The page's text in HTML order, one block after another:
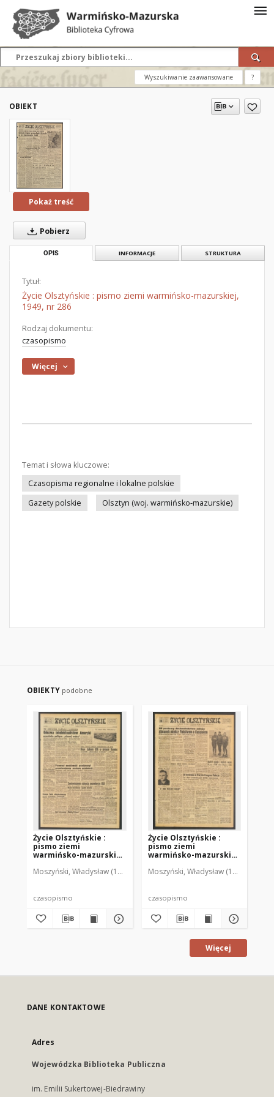
Wyszukiwanie zaawansowane ?
OBIEKT
Pokaż treść
Pobierz
OPIS INFORMACJE STRUKTURA
Tytuł:
Życie Olsztyńskie : pismo ziemi warmińsko-mazurskiej,
1949, nr 286
Rodzaj dokumentu:
czasopismo
Więcej
Temat i słowa kluczowe:
Czasopisma regionalne i lokalne polskie
Gazety polskie
Olsztyn (woj. warmińsko-mazurskie)
OBIEKTY podobne
Życie Olsztyńskie :
pismo ziemi
warmińsko-mazurskiej,
Moszyński, Władysław (1922-2001). Red. Mroczkowski, Włodzimierz
czasopismo
Życie Olsztyńskie :
pismo ziemi
warmińsko-mazurskiej,
Moszyński, Władysław (1922-2001).
czasopismo
Więcej
DANE KONTAKTOWE
Adres
Wojewódzka Biblioteka Publiczna
im. Emilii Sukertowej-Biedrawiny